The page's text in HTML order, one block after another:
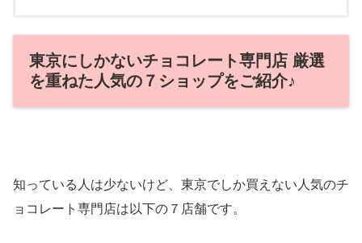
東京にしかないチョコレート専門店 厳選
を重ねた人気の７ショップをご紹介♪
知っている人は少ないけど、東京でしか買えない人気のチ
ョコレート専門店は以下の７店舗です。